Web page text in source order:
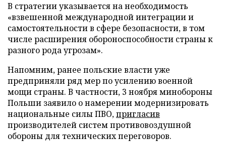
В стратегии указывается на необходимость
«взвешенной международной интеграции и
самостоятельности в сфере безопасности, в том
числе расширения обороноспособности страны к
разного рода угрозам».
Напомним, ранее польские власти уже
предприняли ряд мер по усилению военной
мощи страны. В частности, 3 ноября минобороны
Польши заявило о намерении модернизировать
национальные силы ПВО,пригласив
производителей систем противовоздушной
обороны для технических переговоров.